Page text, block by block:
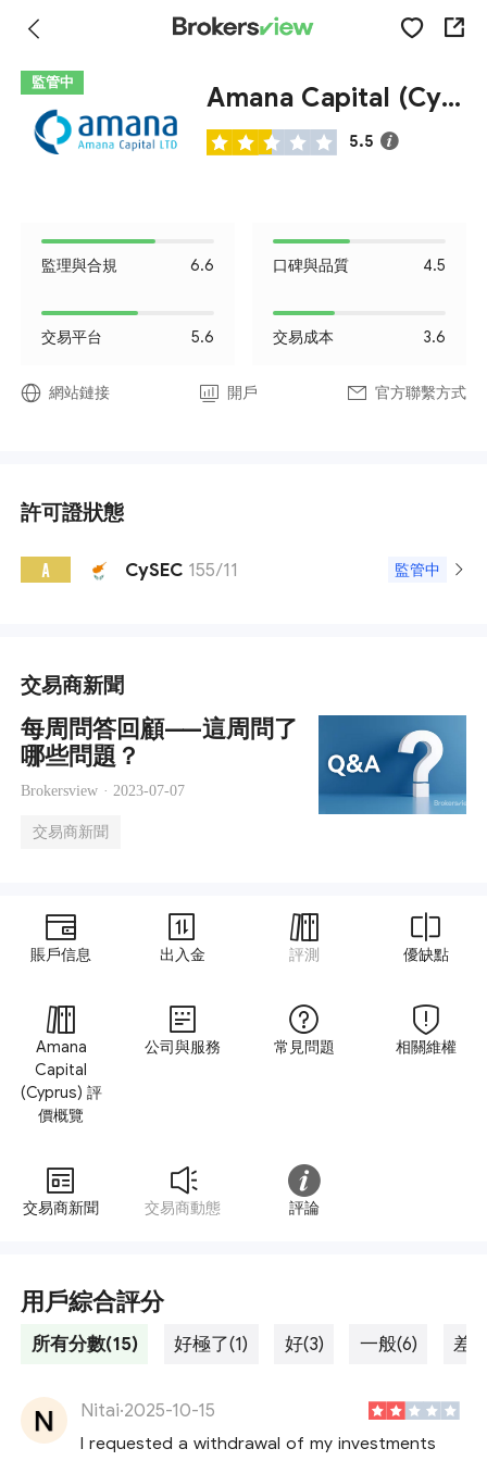
監管中 Amana Capital (Cyprus)
5.5
監理與合規 6.6 口碑與品質 4.5
交易平台 5.6 交易成本 3.6
網站鏈接 開戶 官方聯繫方式
許可證狀態
A CySEC 155/11 監管中
交易商新聞
每周問答回顧——這周問了
哪些問題？
Brokersview · 2023-07-07
交易商新聞
賬戶信息 出入金 評測 優缺點
Amana
Capital
(Cyprus) 評
價概覽
公司與服務 常見問題 相關維權
交易商新聞 交易商動態 評論
用戶綜合評分
所有分數(15) 好極了(1) 好(3) 一般(6) 差
Nitai·2025-10-15
I requested a withdrawal of my investments